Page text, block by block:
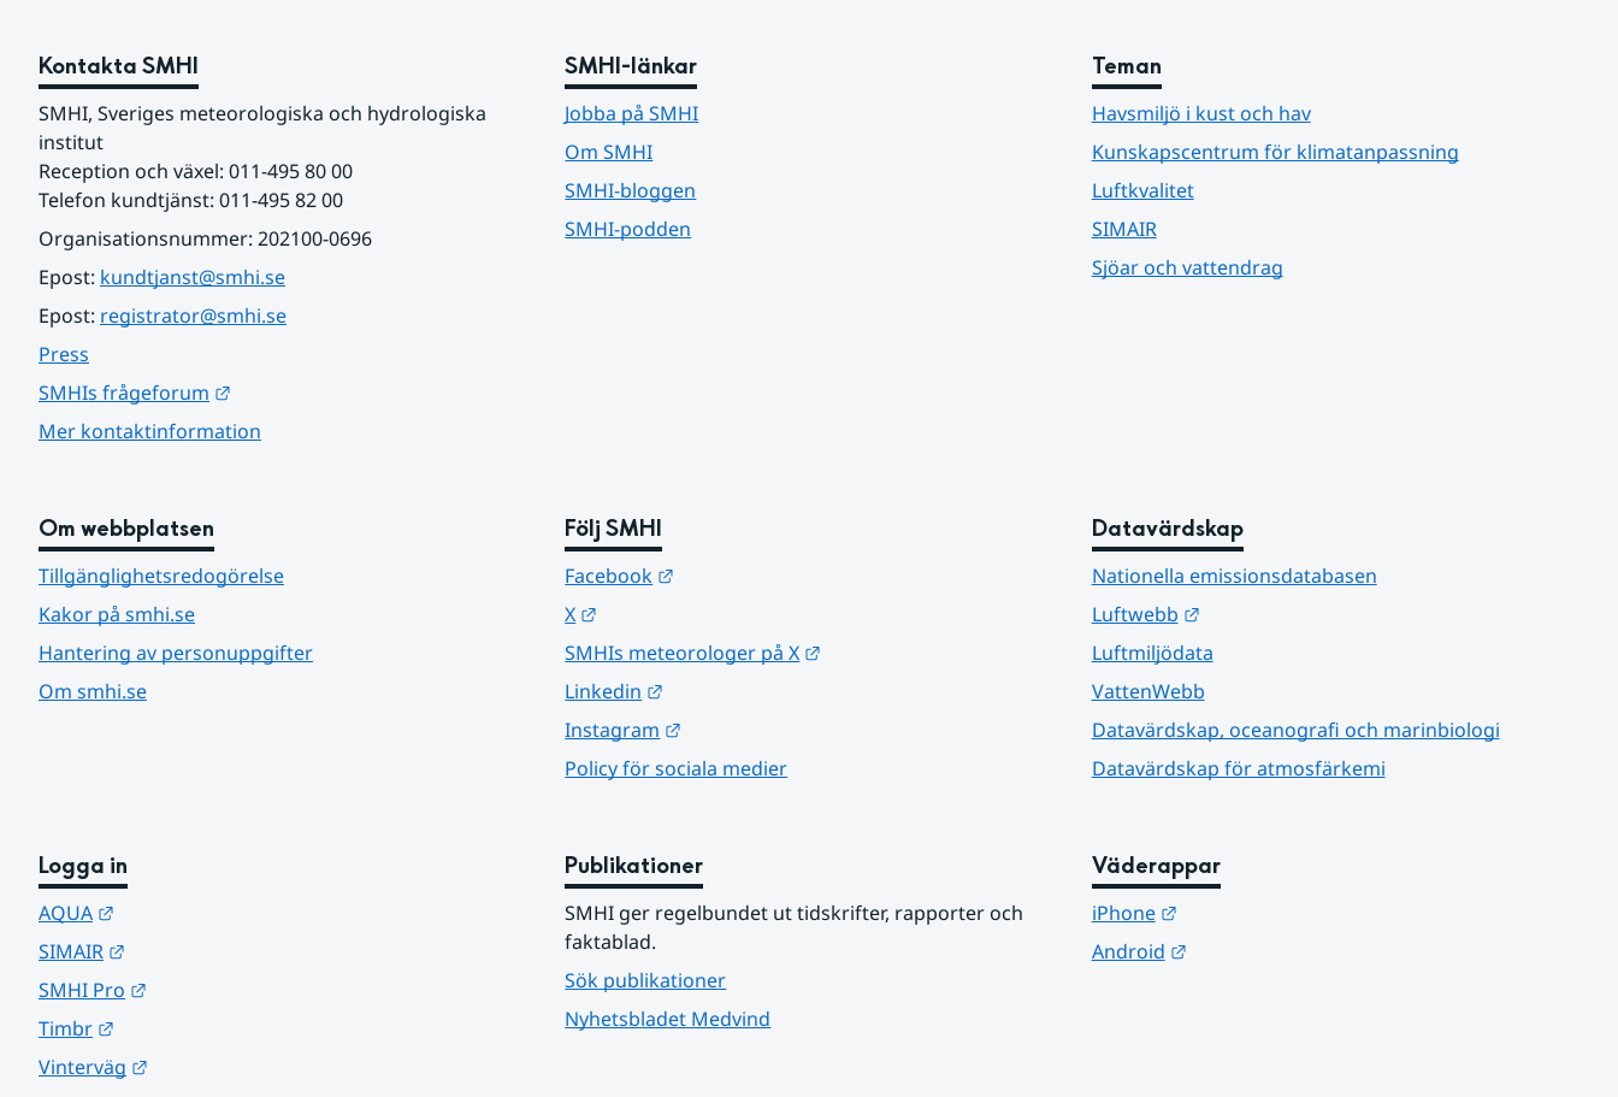
Kontakta SMHI
SMHI, Sveriges meteorologiska och hydrologiska
institut
Reception och växel: 011-495 80 00
Telefon kundtjänst: 011-495 82 00
Organisationsnummer: 202100-0696
Epost: kundtjanst@smhi.se
Epost: registrator@smhi.se
Press
SMHIs frågeforum
Mer kontaktinformation
SMHI-länkar
Jobba på SMHI
Om SMHI
SMHI-bloggen
SMHI-podden
Teman
Havsmiljö i kust och hav
Kunskapscentrum för klimatanpassning
Luftkvalitet
SIMAIR
Sjöar och vattendrag
Om webbplatsen
Tillgänglighetsredogörelse
Kakor på smhi.se
Hantering av personuppgifter
Om smhi.se
Följ SMHI
Facebook
X
SMHIs meteorologer på X
Linkedin
Instagram
Policy för sociala medier
Datavärdskap
Nationella emissionsdatabasen
Luftwebb
Länk till annan webbplats.
Luftmiljödata
VattenWebb
Datavärdskap, oceanografi och marinbiologi
Datavärdskap för atmosfärkemi
Logga in
AQUA
SIMAIR
SMHI Pro
Timbr
Vinterväg
Publikationer
SMHI ger regelbundet ut tidskrifter, rapporter och
faktablad.
Sök publikationer
Nyhetsbladet Medvind
Väderappar
iPhone
Länk till annan webbplats.
Android
Länk till annan webbplats.